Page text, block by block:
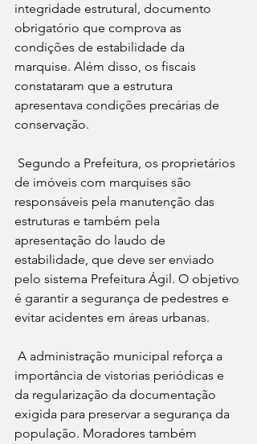
integridade estrutural, documento
obrigatório que comprova as
condições de estabilidade da
marquise. Além disso, os fiscais
constataram que a estrutura
apresentava condições precárias de
conservação.
Segundo a Prefeitura, os proprietários
de imóveis com marquises são
responsáveis pela manutenção das
estruturas e também pela
apresentação do laudo de
estabilidade, que deve ser enviado
pelo sistema Prefeitura Ágil. O objetivo
é garantir a segurança de pedestres e
evitar acidentes em áreas urbanas.
A administração municipal reforça a
importância de vistorias periódicas e
da regularização da documentação
exigida para preservar a segurança da
população. Moradores também